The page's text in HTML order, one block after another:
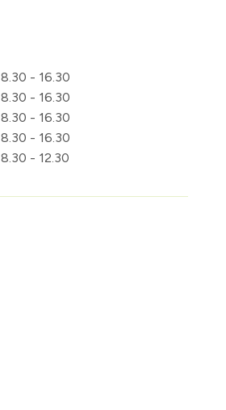
8.30 - 16.30
8.30 - 16.30
8.30 - 16.30
8.30 - 16.30
8.30 - 12.30